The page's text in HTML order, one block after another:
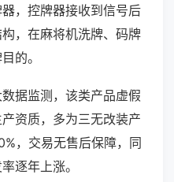
，控牌器接收到信号后
，在麻将机洗牌、码牌
的。
据监测，该类产品虚假
资质，多为三无改装产
，交易无售后保障，同
逐年上涨。